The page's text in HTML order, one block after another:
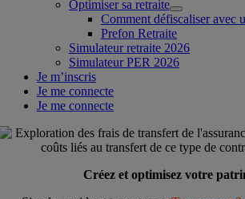
Optimiser sa retraite
Comment défiscaliser avec
Prefon Retraite
Simulateur retraite 2026
Simulateur PER 2026
Je m’inscris
Je me connecte
Je me connecte
Créez et optimisez votre